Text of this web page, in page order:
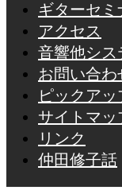
ギターセミ
アクセス
音響他シス
お問い合わ
ピックアッ
サイトマッ
リンク
仲田修子話